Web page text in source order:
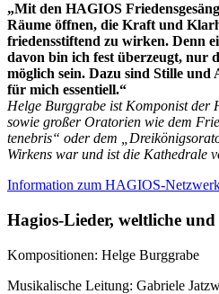
„Mit den HAGIOS
Räume öffnen, die Kraft und
friedensstiftend zu wirken. Denn
davon bin ich fest überzeugt, nur
möglich sein. Dazu sind Stille und
für mich essentiell.“
Helge Burggrabe ist Komponist der
sowie großer Oratorien wie dem
tenebris“ oder dem
Wirkens war und ist die Kathedrale
Information zum HAGIOS-
Hagios-Lieder, weltliche
Kompositionen: Helge Burggrabe
Musikalische Leitung: Gabriele